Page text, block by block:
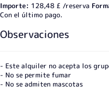
Importe: 128,48 £ /reserva
Con el último pago.
Observaciones
- Este alquiler no acepta los
- No se permite fumar
- No se admiten mascotas